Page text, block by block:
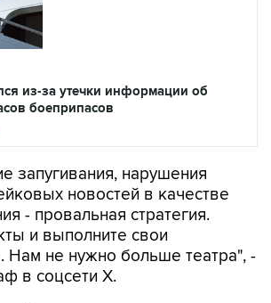
из-за утечки информации об
боеприпасов
запугивания, нарушения
новостей в качестве
- провальная стратегия.
и выполните свои
Нам не нужно больше театра", -
в соцсети X.